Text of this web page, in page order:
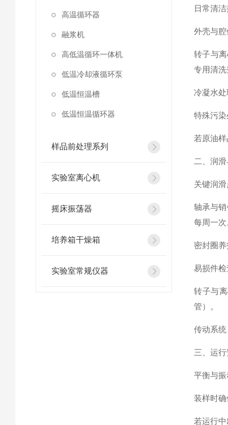
高温循环器
融浆机
高低温循环一体机
低温冷却液循环泵
低温恒温槽
低温恒温循环器
样品前处理系列
实验室离心机
摇床振荡器
培养箱干燥箱
实验室常规仪器
日常清
外壳与
转子与
专用清
冷凝水
特殊污
若原油
二、润
关键润
轴承与
每周一次‌
密封圈
易损件检
转子与
管）‌。
传动系
三、运
平衡与
装样时
若运行